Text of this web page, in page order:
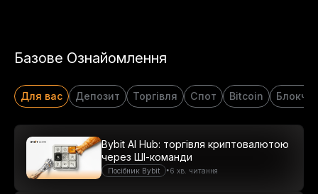
Базове Ознайомлення
Для вас Депозит Торгівля Спот Bitcoin
Посібник Bybit •6 хв. читання
Bybit AI Hub: торгівля криптовалютою
через ШІ-команди